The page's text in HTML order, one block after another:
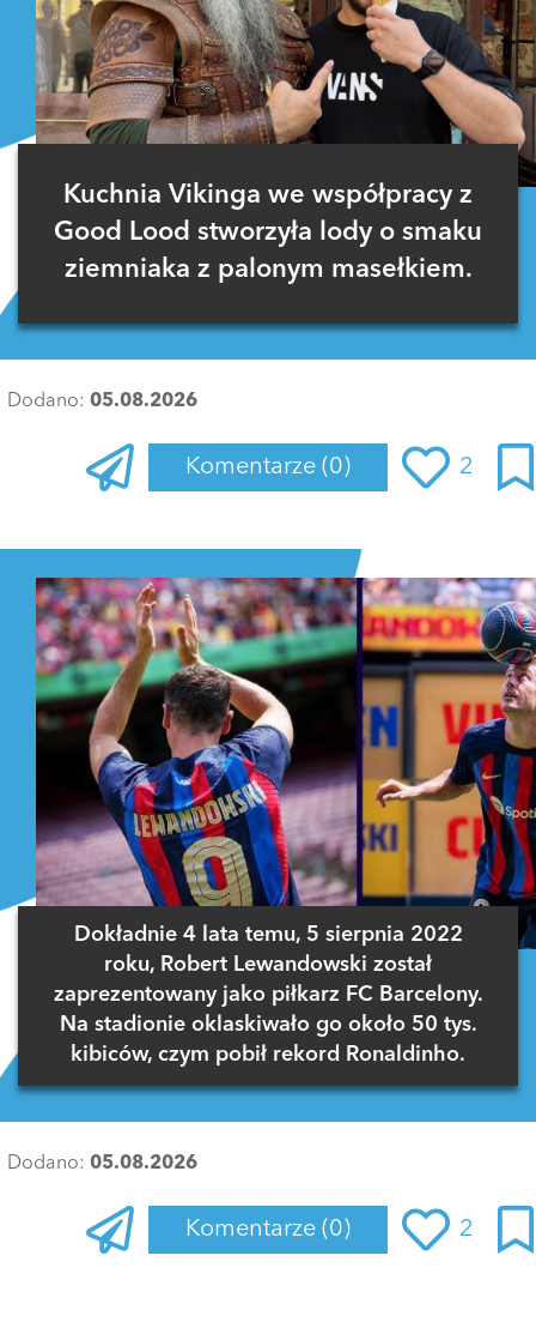
Kuchnia Vikinga we współpracy z
Good Lood stworzyła lody o smaku
ziemniaka z palonym masełkiem.
Dodano: 05.08.2026
Komentarze (0) 2
Dokładnie 4 lata temu, 5 sierpnia 2022
roku, Robert Lewandowski został
zaprezentowany jako piłkarz FC Barcelony.
Na stadionie oklaskiwało go około 50 tys.
kibiców, czym pobił rekord Ronaldinho.
Dodano: 05.08.2026
Komentarze (0) 2